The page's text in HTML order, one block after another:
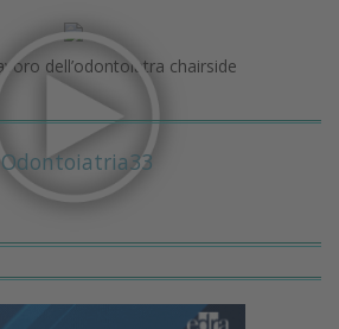
dell’odontoiatra chairside
Odontoiatria33